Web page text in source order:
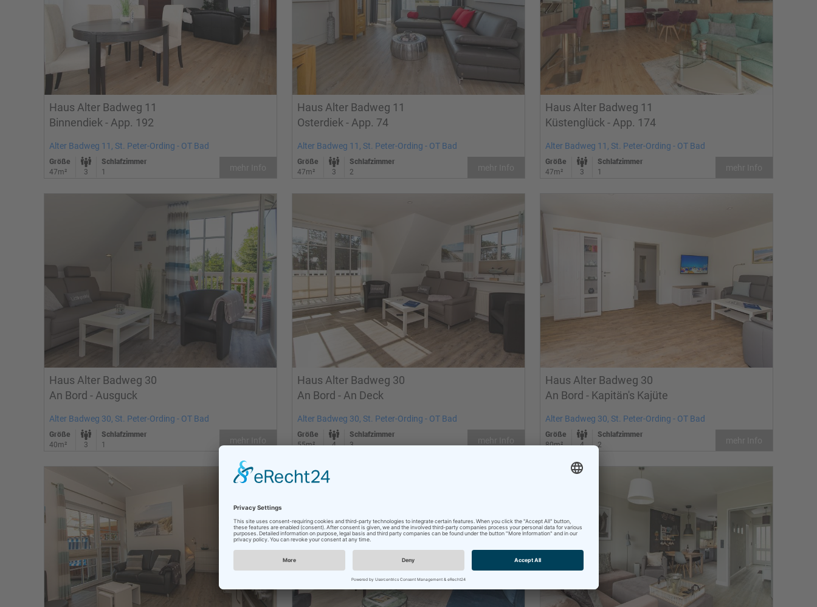
Haus Alter Badweg 11
Binnendiek - App. 192
Alter Badweg 11, St. Peter-Ording - OT Bad
Größe
47m²
3
Schlafzimmer
1
Haus Alter Badweg 11
Osterdiek - App. 74
Alter Badweg 11, St. Peter-Ording - OT Bad
Größe
47m²
3
Schlafzimmer
2
Haus Alter Badweg 11
Küstenglück - App. 174
Alter Badweg 11, St. Peter-Ording - OT Bad
Größe
47m²
3
Schlafzimmer
1
Haus Alter Badweg 30
An Bord - Ausguck
Alter Badweg 30, St. Peter-Ording - OT Bad
Größe
40m²
3
Schlafzimmer
1
mehr Info
Haus Alter Badweg 30
An Bord - An Deck
Alter Badweg 30, St. Peter-Ording - OT Bad
Größe
55m²
4
Schlafzimmer
3
mehr Info
Haus Alter Badweg 30
An Bord - Kapitän's Kajüte
Alter Badweg 30, St. Peter-Ording - OT Bad
Größe
80m²
4
Schlafzimmer
2